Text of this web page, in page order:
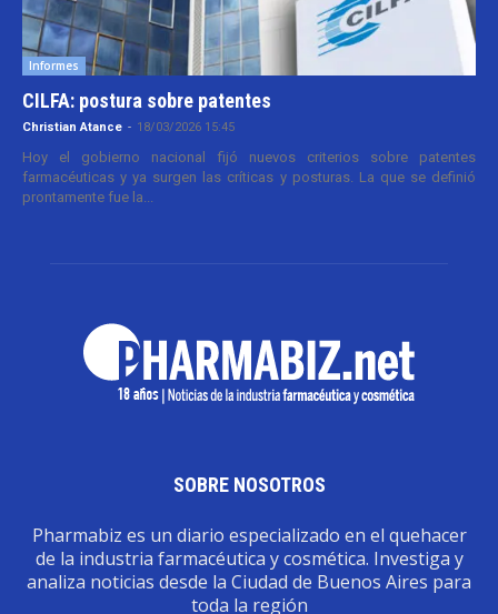
Informes
CILFA: postura sobre patentes
Christian Atance - 18/03/2026 15:45
Hoy el gobierno nacional fijó nuevos criterios sobre patentes
farmacéuticas y ya surgen las críticas y posturas. La que se definió
prontamente fue la...
SOBRE NOSOTROS
Pharmabiz es un diario especializado en el quehacer
de la industria farmacéutica y cosmética. Investiga y
analiza noticias desde la Ciudad de Buenos Aires para
toda la región